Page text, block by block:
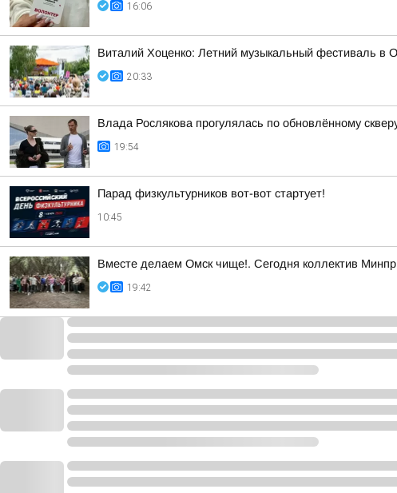
16:06
Виталий Хоценко: Летний музыкальный фестиваль в
20:33
Влада Рослякова прогулялась по обновлённому
19:54
Парад физкультурников вот-вот стартует!
10:45
Вместе делаем Омск чище!. Сегодня коллектив
19:42